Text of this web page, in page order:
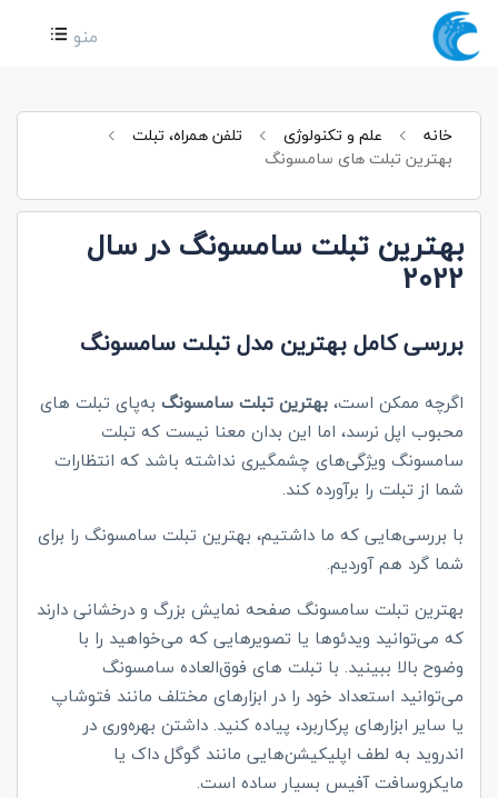
منو
خانه علم و تکنولوژی
تلفن همراه، تبلت
بهترین تبلت های سامسونگ
بهترین تبلت سامسونگ در سال
2022
بررسی کامل بهترین مدل‌ تبلت سامسونگ
اگرچه ممکن است،بهترین تبلت‌ سامسونگ به‌پای تبلت‌ های
محبوب اپل نرسد، اما این بدان معنا نیست که تبلت‌
سامسونگ ویژگی‌های چشمگیری نداشته باشد که انتظارات
شما از تبلت را برآورده کند.
با بررسی‌هایی که ما داشتیم، بهترین تبلت‌ سامسونگ را برای
شما گرد هم آوردیم.
بهترین تبلت‌ سامسونگ صفحه‌ نمایش بزرگ و درخشانی دارند
که می‌توانید ویدئوها یا تصویرهایی که می‌خواهید را با
وضوح‌ بالا ببینید. با تبلت های فوق‌العاده سامسونگ
می‌توانید استعداد خود را در ابزارهای مختلف مانند فتوشاپ
یا سایر ابزارهای پرکاربرد، پیاده کنید. داشتن بهره‌وری در
اندروید به لطف اپلیکیشن‌هایی مانند گوگل داک یا
مایکروسافت آفیس بسیار ساده است.